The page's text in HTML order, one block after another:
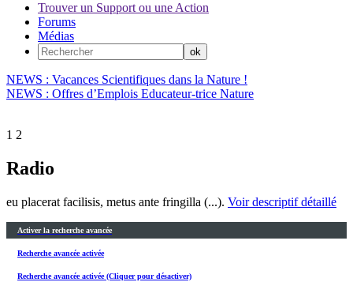
Trouver un Support ou une Action
Forums
Médias
NEWS : Vacances Scientifiques dans la Nature !
NEWS : Offres d’Emplois Educateur-trice Nature
1 2
Radio
eu placerat facilisis, metus ante fringilla (...). Voir descriptif détaillé
Activer la recherche avancée
Recherche avancée activée
Recherche avancée activée (Cliquer pour désactiver)